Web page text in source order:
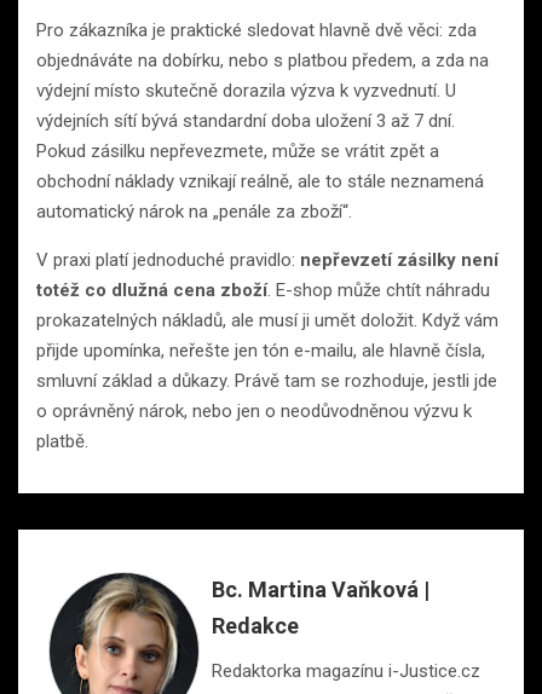
Pro zákazníka je praktické sledovat hlavně dvě věci: zda
objednáváte na dobírku, nebo s platbou předem, a zda na
výdejní místo skutečně dorazila výzva k vyzvednutí. U
výdejních sítí bývá standardní doba uložení 3 až 7 dní.
Pokud zásilku nepřevezmete, může se vrátit zpět a
obchodní náklady vznikají reálně, ale to stále neznamená
automatický nárok na „penále za zboží“.
V praxi platí jednoduché pravidlo: nepřevzetí zásilky není
totéž co dlužná cena zboží. E-shop může chtít náhradu
prokazatelných nákladů, ale musí ji umět doložit. Když vám
přijde upomínka, neřešte jen tón e-mailu, ale hlavně čísla,
smluvní základ a důkazy. Právě tam se rozhoduje, jestli jde
o oprávněný nárok, nebo jen o neodůvodněnou výzvu k
platbě.
Bc. Martina Vaňková |
Redakce
Redaktorka magazínu i-Justice.cz